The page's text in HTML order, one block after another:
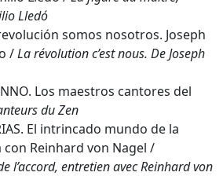
Lledó
revolución somos nosotros. Joseph
/La révolution c’est nous. De Joseph
Los maestros cantores del
du Zen
El intrincado mundo de la
Reinhard von Nagel /
l’accord, entretien avec Reinhard von